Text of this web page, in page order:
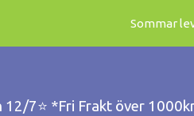
Sommar
12/7⭐️ *Fri Frakt över